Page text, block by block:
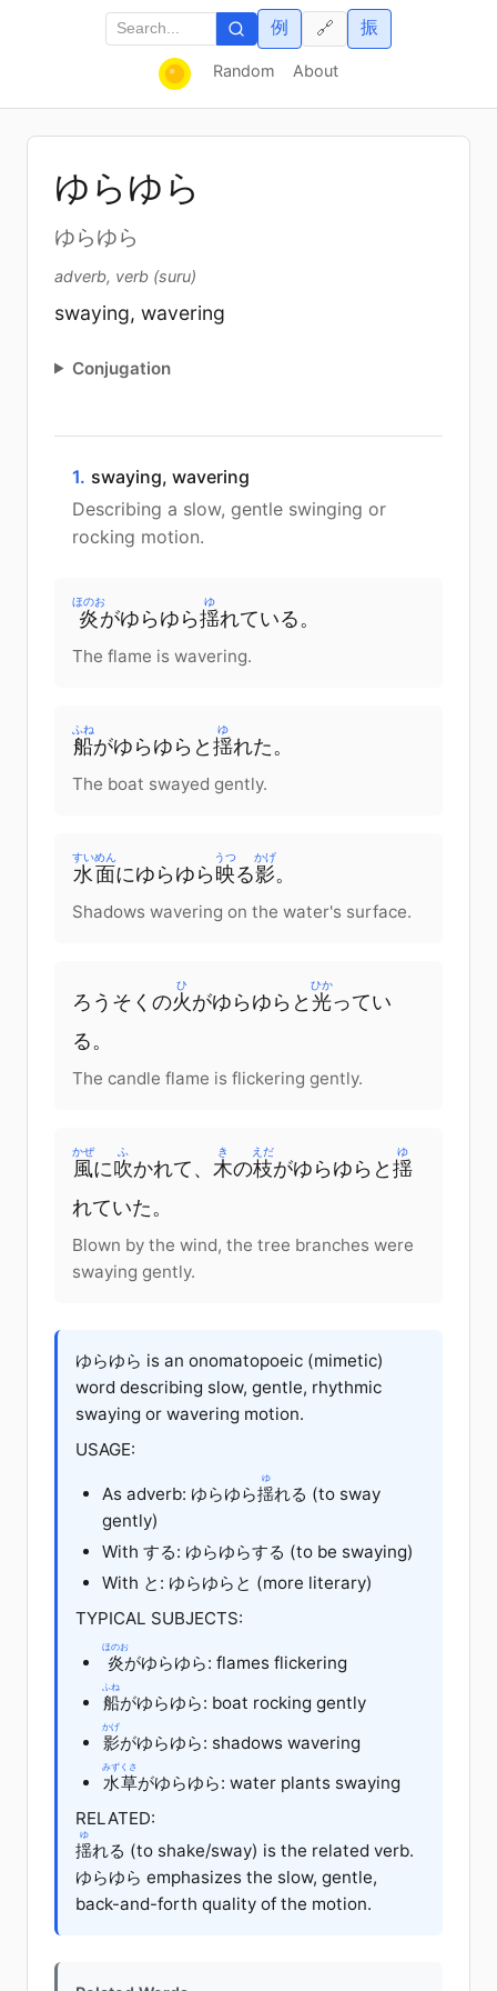
Random About
例 振
🔗
ゆらゆら
ゆらゆら
adverb, verb (suru)
swaying, wavering
Conjugation
1. swaying, wavering
Describing a slow, gentle swinging or
rocking motion.
炎
ほのお
がゆらゆら揺
ゆ
れている 。
The flame is wavering.
船
ふね
がゆらゆらと 揺
ゆ
れた 。
The boat swayed gently.
水面
すいめん
にゆらゆら 映
うつ
る影
かげ
。
Shadows wavering on the water's surface.
ろうそく の火
ひ
がゆらゆらと 光
ひか
ってい
る 。
The candle flame is flickering gently.
風
かぜ
に吹
ふ
かれて 、 木
き
の枝
えだ
がゆらゆらと 揺
ゆ
れていた 。
Blown by the wind, the tree branches were
swaying gently.
ゆらゆら is an onomatopoeic (mimetic)
word describing slow, gentle, rhythmic
swaying or wavering motion.
USAGE:
As adverb: ゆらゆら揺
ゆ
れる (to sway
gently)
With する: ゆらゆらする (to be swaying)
With と: ゆらゆらと (more literary)
TYPICAL SUBJECTS:
炎
ほのお
がゆらゆら: flames flickering
船
ふね
がゆらゆら: boat rocking gently
影
かげ
がゆらゆら: shadows wavering
水草
みずくさ
がゆらゆら: water plants swaying
RELATED:
揺
ゆ
れる (to shake/sway) is the related verb.
ゆらゆら emphasizes the slow, gentle,
back-and-forth quality of the motion.